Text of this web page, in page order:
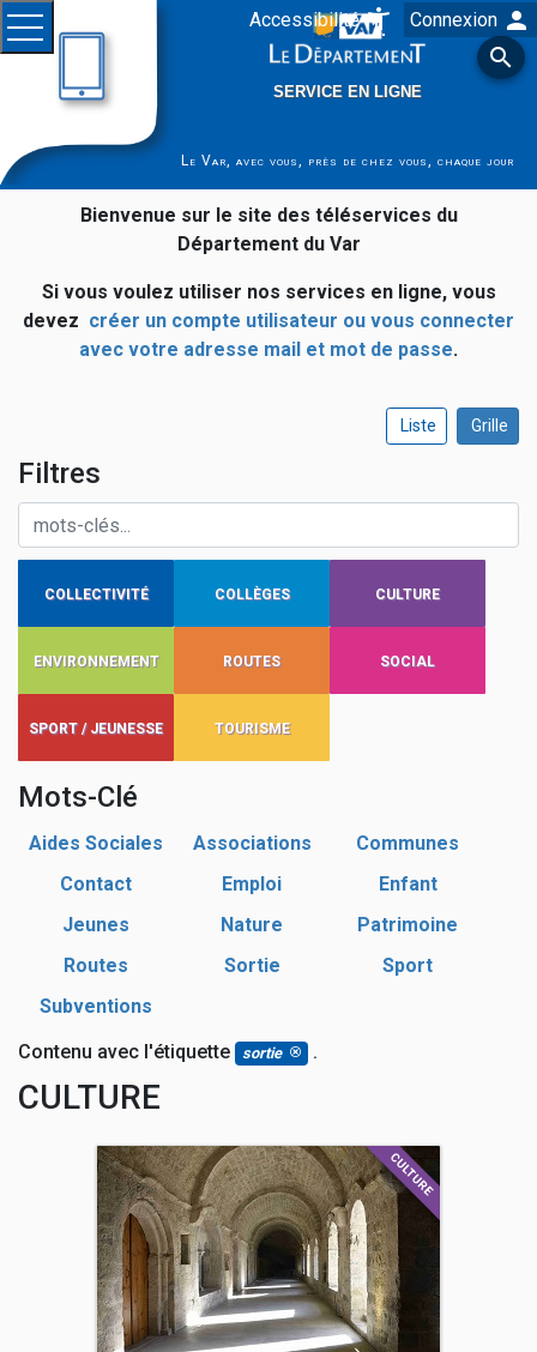
Saut au contenu principal
Ouvrir le menu
Accessibilitésettings_accessibility

Connexion person
SERVICE EN LIGNE
Le Var, avec vous, près de chez vous, chaque jour
Bienvenue sur le site des téléservices du
Département du Var
Si vous voulez utiliser nos services en ligne, vous
devez créer un compte utilisateur ou vous connecter
avec votre adresse mail et mot de passe.
Liste Grille
Filtres
COLLECTIVITÉ COLLÈGES CULTURE
ENVIRONNEMENT ROUTES SOCIAL
SPORT / JEUNESSE TOURISME
Mots-Clé
Aides Sociales Associations
Communes
Contact
Emploi
Enfant
Jeunes
Nature
Patrimoine
Routes
Sortie
Sport
Subventions
Contenu avec l'étiquette sortie .
CULTURE
CULTURE